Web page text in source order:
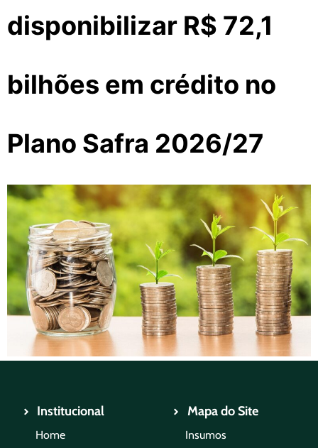
disponibilizar R$ 72,1
bilhões em crédito no
Plano Safra 2026/27
Institucional
Home
Mapa do Site
Insumos